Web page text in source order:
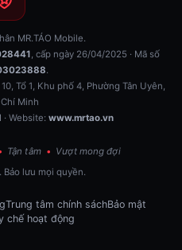
MR.TÁO Mobile.
, cấp ngày 26/04/2025 · Mã số
.
Tổ 1, Khu phố 4, Phường Tân Uyên,
Minh
· Website: www.mrtao.vn
Tận tâm • Vượt mong đợi
Bảo lưu mọi quyền.
Trung tâm chính sáchBảo mật
chế hoạt động